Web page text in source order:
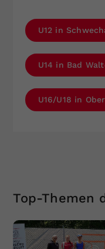
U12 in
U14 in Bad
U16/U18 in
Top-Themen